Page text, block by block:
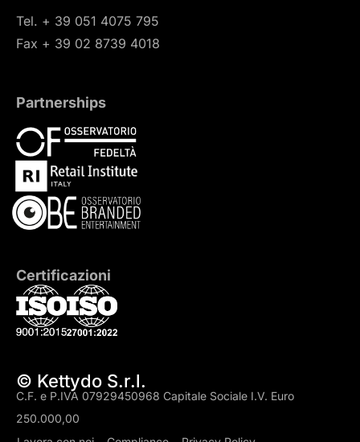
Tel. + 39 051 4075 795
Fax + 39 02 8739 4018
Partnerships
Certificazioni
© Kettydo S.r.l.
C.F. e P.IVA 07929450968 Capitale Sociale I.V. Euro
250.000,00